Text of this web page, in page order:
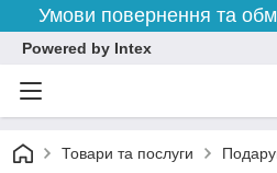
Умови повернення та
Powered by Intex
Товари та послуги